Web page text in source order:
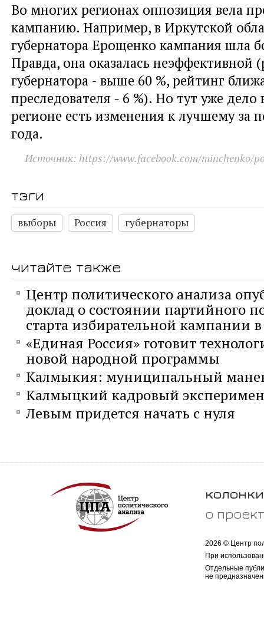
Во многих регионах оппозиция вела
кампанию. Например, в Иркутской
губернатора Ерощенко кампания шла
Правда, она оказалась неэффективной
губернатора - выше 60 %, рейтинг
преследователя - 6 %). Но тут уже дело
регионе есть изменения к лучшему за
года.
Источник: https://www.facebook.com/minchenko/
тэги
выборы Россия губернаторы
читайте также
Центр политического анализа
доклад о состоянии партийного
старта избирательной кампании
«Единая Россия» готовит
новой народной программы
Калмыкия: муниципальный
Калмыцкий кадровый
Левым придется начать с нуля
колонки
о
2026 © Центр
При
Отдельные
не